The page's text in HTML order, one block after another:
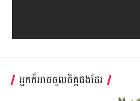
អ្នកក៏អាចចូលចិត្តផងដែរ